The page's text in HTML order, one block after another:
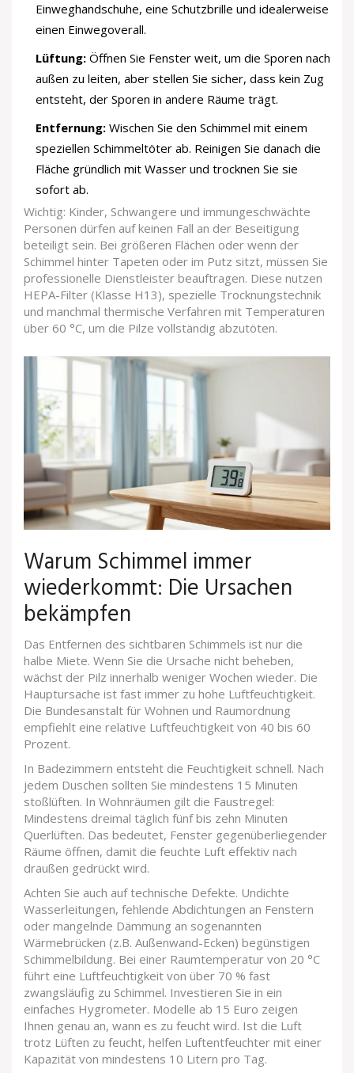
Einweghandschuhe, eine Schutzbrille und idealerweise
einen Einwegoverall.
Lüftung: Öffnen Sie Fenster weit, um die Sporen nach
außen zu leiten, aber stellen Sie sicher, dass kein Zug
entsteht, der Sporen in andere Räume trägt.
Entfernung: Wischen Sie den Schimmel mit einem
speziellen Schimmeltöter ab. Reinigen Sie danach die
Fläche gründlich mit Wasser und trocknen Sie sie
sofort ab.
Wichtig: Kinder, Schwangere und immungeschwächte
Personen dürfen auf keinen Fall an der Beseitigung
beteiligt sein. Bei größeren Flächen oder wenn der
Schimmel hinter Tapeten oder im Putz sitzt, müssen Sie
professionelle Dienstleister beauftragen. Diese nutzen
HEPA-Filter (Klasse H13), spezielle Trocknungstechnik
und manchmal thermische Verfahren mit Temperaturen
über 60 °C, um die Pilze vollständig abzutöten.
Warum Schimmel immer
wiederkommt: Die Ursachen
bekämpfen
Das Entfernen des sichtbaren Schimmels ist nur die
halbe Miete. Wenn Sie die Ursache nicht beheben,
wächst der Pilz innerhalb weniger Wochen wieder. Die
Hauptursache ist fast immer zu hohe Luftfeuchtigkeit.
Die Bundesanstalt für Wohnen und Raumordnung
empfiehlt eine relative Luftfeuchtigkeit von 40 bis 60
Prozent.
In Badezimmern entsteht die Feuchtigkeit schnell. Nach
jedem Duschen sollten Sie mindestens 15 Minuten
stoßlüften. In Wohnräumen gilt die Faustregel:
Mindestens dreimal täglich fünf bis zehn Minuten
Querlüften. Das bedeutet, Fenster gegenüberliegender
Räume öffnen, damit die feuchte Luft effektiv nach
draußen gedrückt wird.
Achten Sie auch auf technische Defekte. Undichte
Wasserleitungen, fehlende Abdichtungen an Fenstern
oder mangelnde Dämmung an sogenannten
Wärmebrücken (z.B. Außenwand-Ecken) begünstigen
Schimmelbildung. Bei einer Raumtemperatur von 20 °C
führt eine Luftfeuchtigkeit von über 70 % fast
zwangsläufig zu Schimmel. Investieren Sie in ein
einfaches Hygrometer. Modelle ab 15 Euro zeigen
Ihnen genau an, wann es zu feucht wird. Ist die Luft
trotz Lüften zu feucht, helfen Luftentfeuchter mit einer
Kapazität von mindestens 10 Litern pro Tag.